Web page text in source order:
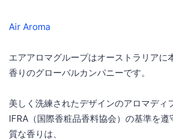
Air Aroma
エアアロマグループはオーストラリアに
香りのグローバルカンパニーです。
美しく洗練されたデザインのアロマディ
IFRA（国際香粧品香料協会）の基準を
質な香りは、